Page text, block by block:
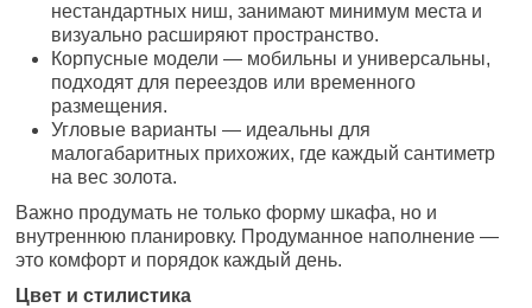
нестандартных ниш, занимают минимум места и
визуально расширяют пространство.
Корпусные модели — мобильны и универсальны,
подходят для переездов или временного
размещения.
Угловые варианты — идеальны для
малогабаритных прихожих, где каждый сантиметр
на вес золота.
Важно продумать не только форму шкафа, но и
внутреннюю планировку. Продуманное наполнение —
это комфорт и порядок каждый день.
Цвет и стилистика